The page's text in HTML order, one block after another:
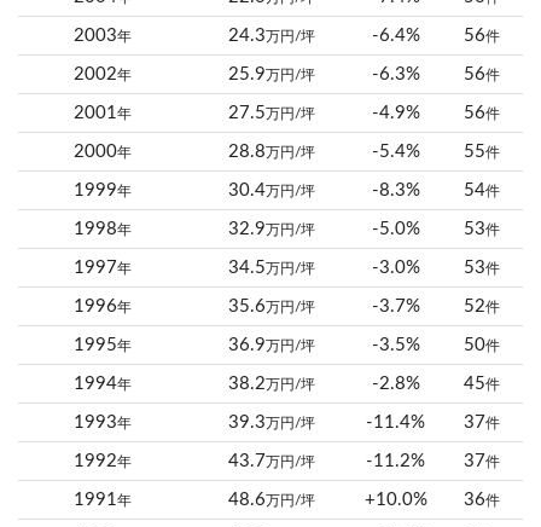
2003年 24.3 万円/坪 -6.4% 56件
2002年 25.9 万円/坪 -6.3% 56件
2001年 27.5 万円/坪 -4.9% 56件
2000年 28.8 万円/坪 -5.4% 55件
1999年 30.4万円/坪 -8.3% 54件
1998年 32.9 万円/坪 -5.0% 53件
1997年 34.5 万円/坪 -3.0% 53件
1996年 35.6 万円/坪 -3.7% 52件
1995年 36.9 万円/坪 -3.5% 50件
1994年 38.2 万円/坪 -2.8% 45件
1993年 39.3 万円/坪 -11.4% 37件
1992年 43.7 万円/坪 -11.2% 37件
1991年 48.6 万円/坪 +10.0% 36件